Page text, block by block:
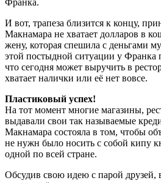
И вот, трапеза близится к концу,
Макнамара не хватает долларов в
жену, которая спешила с деньгами
этой постыдной ситуации у Франка
что сегодня может выручить в
хватает налички или её нет вовсе.
Пластиковый успех!
На тот момент многие магазины,
выдавали свои так называемые
Макнамара состояла в том, чтобы
не нужн было носить с собой кипу
одной по всей стране.
Обсудив свою идею с парой друзей,